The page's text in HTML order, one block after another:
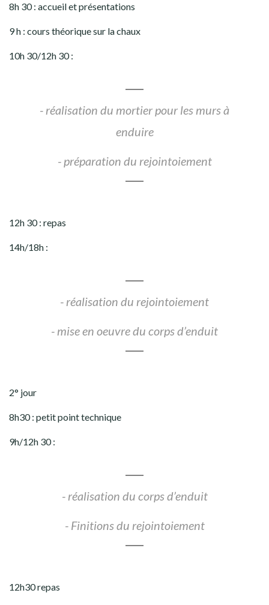
8h 30 : accueil et présentations
9 h : cours théorique sur la chaux
10h 30/12h 30 :
- réalisation du mortier pour les murs à
enduire
- préparation du rejointoiement
12h 30 : repas
14h/18h :
- réalisation du rejointoiement
- mise en oeuvre du corps d’enduit
2° jour
8h30 : petit point technique
9h/12h 30 :
- réalisation du corps d’enduit
- Finitions du rejointoiement
12h30 repas